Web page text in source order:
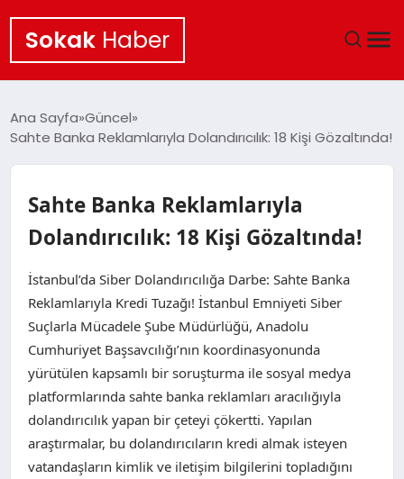
Sokak Haber
POLITIKA
GÜNCEL
KÜLTÜR SANAT
SAĞLIK
TEKNOLOJI
Ana Sayfa Güncel
Sahte Banka Reklamlarıyla Dolandırıcılık: 18 Kişi Gözaltında!
Sahte Banka Reklamlarıyla
Dolandırıcılık: 18 Kişi Gözaltında!
İstanbul’da Siber Dolandırıcılığa Darbe: Sahte Banka
Reklamlarıyla Kredi Tuzağı! İstanbul Emniyeti Siber
Suçlarla Mücadele Şube Müdürlüğü, Anadolu
Cumhuriyet Başsavcılığı’nın koordinasyonunda
yürütülen kapsamlı bir soruşturma ile sosyal medya
platformlarında sahte banka reklamları aracılığıyla
dolandırıcılık yapan bir çeteyi çökertti. Yapılan
araştırmalar, bu dolandırıcıların kredi almak isteyen
vatandaşların kimlik ve iletişim bilgilerini topladığını